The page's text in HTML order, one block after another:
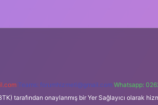
Teams: forumhizmeti@gmail.com Whatsapp:
tarafından onaylanmış bir Yer Sağlayıcı olarak